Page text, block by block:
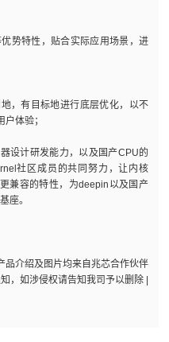
势特性，贴合实际应用场景，进
，有目标地进行底层优化，以不
体验；
设计研发能力，以及国产CPU的
社区成员的共同努力，让内核
兼容的特性，为deepin以及国产
座。
品介绍及图片均来自兆芯合作伙伴
，如涉侵权请告知我司予以删除 |